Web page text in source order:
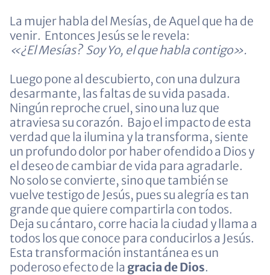
La mujer habla del Mesías, de Aquel que ha de
venir. Entonces Jesús se le revela:
«¿El Mesías? Soy Yo, el que habla contigo».
Luego pone al descubierto, con una dulzura
desarmante, las faltas de su vida pasada.
Ningún reproche cruel, sino una luz que
atraviesa su corazón. Bajo el impacto de esta
verdad que la ilumina y la transforma, siente
un profundo dolor por haber ofendido a Dios y
el deseo de cambiar de vida para agradarle.
No solo se convierte, sino que también se
vuelve testigo de Jesús, pues su alegría es tan
grande que quiere compartirla con todos.
Deja su cántaro, corre hacia la ciudad y llama a
todos los que conoce para conducirlos a Jesús.
Esta transformación instantánea es un
poderoso efecto de la gracia de Dios.